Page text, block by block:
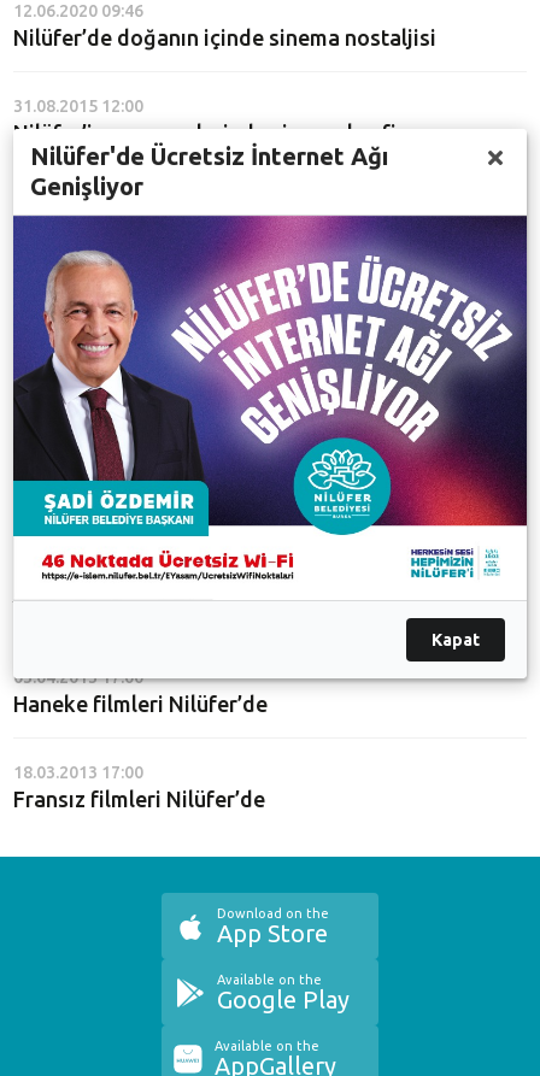
12.06.2020 09:46
Nilüfer’de doğanın içinde sinema nostaljisi
31.08.2015 12:00
Nilüfer’in yaz gecelerinde sinema keyfi
19.02.2015 15:05
!f İstanbul Bağımsız Filmler Festivali Nilüfer’de
12.11.2013 10:43
Nilüfer'de Belgesel Filmleri Haftası
02.10.2013 11:46
Özgürlük filmleri Nilüfer'de
08.01.2013 17:00
Nilüferliler'i bu filmler ısıtacak
16.04.2013 17:00
Yönetmen Selim Güneş Nilüferliler'le buluştu.
03.04.2013 17:00
Haneke filmleri Nilüfer’de
18.03.2013 17:00
Fransız filmleri Nilüfer’de
Download on the
App Store
Available on the
Google Play
Available on the
AppGallery
Nilüfer'de Ücretsiz İnternet Ağı
Genişliyor
Kapat